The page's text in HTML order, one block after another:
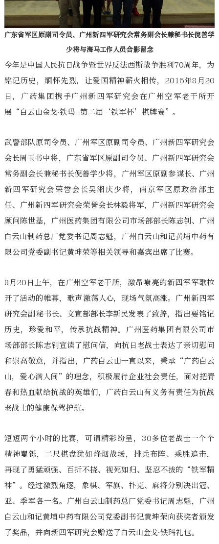
广东省军区原副司令员、广州新四军研究会常务副会长兼秘书长倪善学
少将与海马工作人员合影留念
今年是中国人民抗日战争暨世界反法西斯战争胜利70周年，为
铭记历史，缅怀先烈，让爱国精神薪火相传，2015年8月20
日，广药集团携手广州新四军研究会在广州空军老干所开
展“白云山金戈·铁玛--第二届‘铁军杯’棋牌赛”。
武警部队原司令员、广州军区原副司令员、广州新四军研究会
会长周玉书中将，广东省军区原副司令员、广州新四军研究会
常务副会长兼秘书长倪善学少将，广州军区原副参谋长、广州
新四军研究会荣誉会长吴湘庆少将，南京军区原政治部主
任、广州新四军研究会荣誉会长林毅将军，广州新四军研究会
顾问陈世基，广州医药集团有限公司市场部部长陈志钊、广州
白云山制药总厂党委书记周志魁，广州白云山和记黄埔中药有
限公司党委副书记黄坤荣等相关领导和嘉宾出席了比赛。
8月20日上午，在广州空军老干所，激昂嘹亮的新四军军歌拉
开了活动的帷幕，歌声激荡人心，现场气氛高涨。广州新四军
研究会副秘书长、文宣部部长李新民发表了致辞，指出要铭记
历史，珍爱和平，传承抗战精神。广州医药集团有限公司市
场部部长陈志钊宣读了慰问信，向抗日老战士表达了亲切慰问
和崇高敬意，并指出，广药白云山一直以来，秉承“广药白云
山，爱心满人间”的理念，积极履行企业社会责任，面对把青
春和热血献给抗战的英雄们，广药白云山有义务有责任为抗战
老战士的健康保驾护航。
短短两个小时的比赛，可谓精彩纷呈，30多位老战士一个个
精神矍铄，二尺棋盘犹如烽烟战场，排兵布阵、乘胜追击，
再现了勇猛顽强、百折不挠、视死如归、坚忍不拔的“铁军精
神”。经过激烈角逐，象棋、军旗、扑克、麻将分别决出冠、
亚、季军各一名。广州白云山制药总厂党委书记周志魁，广州
白云山和记黄埔中药有限公司党委副书记黄坤荣向获奖者颁发
了奖品，并向新四军研究会赠送了白云山金戈·铁玛礼包。